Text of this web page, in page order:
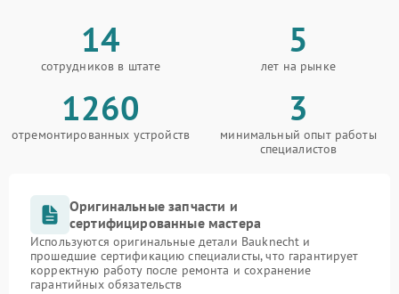
14
сотрудников в штате
5
лет на рынке
1260
отремонтированных устройств
3
минимальный опыт работы
специалистов
Оригинальные запчасти и
сертифицированные мастера
Используются оригинальные детали Bauknecht и
прошедшие сертификацию специалисты, что гарантирует
корректную работу после ремонта и сохранение
гарантийных обязательств